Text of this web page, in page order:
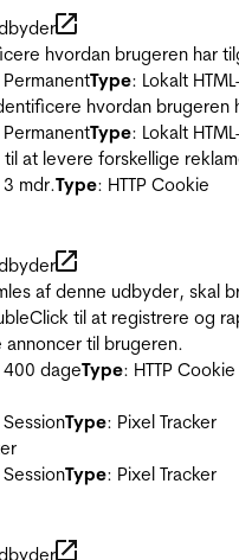
hvordan brugeren har
PermanentType: Lokalt
hvordan brugeren
PermanentType: Lokalt
at levere forskellige
3 mdr.Type: HTTP Cookie
af denne udbyder, skal
til at registrere og
til brugeren.
400 dageType: HTTP Cookie
SessionType: Pixel Tracker
SessionType: Pixel Tracker